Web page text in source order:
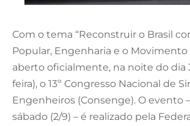
Com o tema “Reconstruir o Brasil
Popular, Engenharia e o Movimento
aberto oficialmente, na noite do dia
feira), o 13º Congresso Nacional de
Engenheiros (Consenge). O evento
sábado (2/9) – é realizado pela